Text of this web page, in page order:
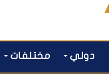
دولي مختلفات